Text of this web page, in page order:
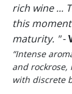
rich wine ...
this
maturity. "-
“Intense
and
with discrete